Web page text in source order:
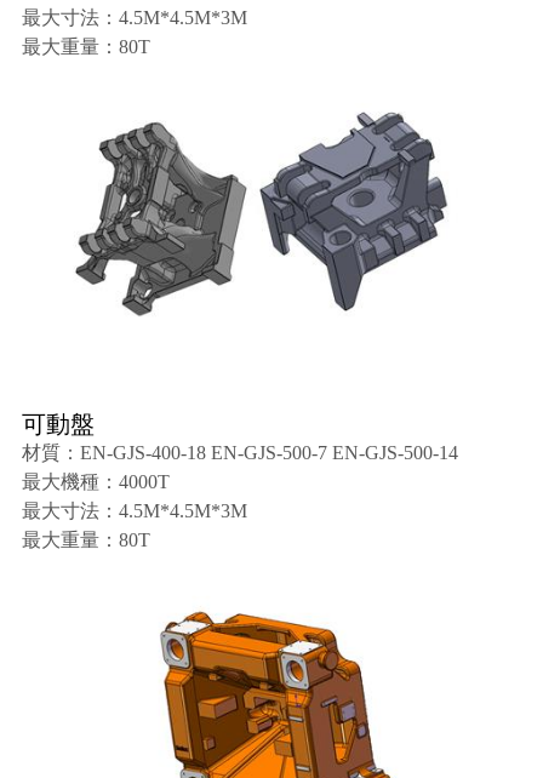
最大寸法：4.5M*4.5M*3M
最大重量：80T
可動盤
材質：EN-GJS-400-18 EN-GJS-500-7 EN-GJS-500-14
最大機種：4000T
最大寸法：4.5M*4.5M*3M
最大重量：80T